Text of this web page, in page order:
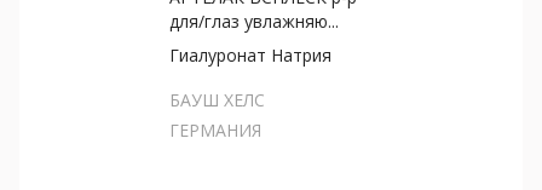
для/глаз увлажняю...
Гиалуронат Натрия
БАУШ ХЕЛС
ГЕРМАНИЯ